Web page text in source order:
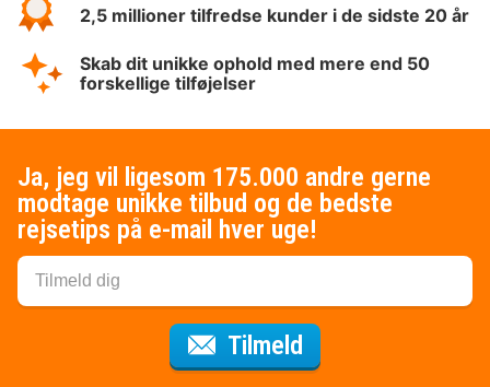
2,5 millioner tilfredse kunder i de sidste 20 år
Skab dit unikke ophold med mere end 50
forskellige tilføjelser
Ja, jeg vil ligesom 175.000 andre gerne
modtage unikke tilbud og de bedste
rejsetips på e-mail hver uge!
Tilmeld